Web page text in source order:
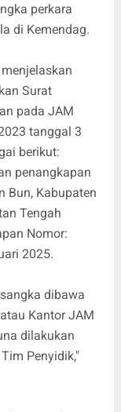
perkara
di Kemendag.
Surat
pada JAM
tanggal 3
berikut:
penangkapan
Bun, Kabupaten
Tengah
Nomor:
2025.
dibawa
Kantor JAM
dilakukan
Penyidik,"